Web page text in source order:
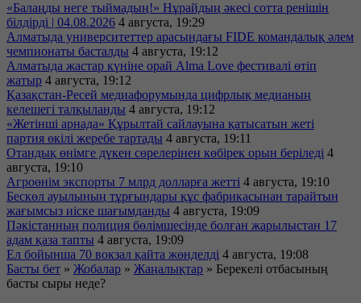
«Балаңды неге тыймадың!» Нұрайдың әкесі сотта ренішін
білдірді | 04.08.2026 4 августа, 19:29
Алматыда университеттер арасындағы FIDE командалық әлем
чемпионаты басталды 4 августа, 19:12
Алматыда жастар күніне орай Alma Love фестивалі өтіп
жатыр 4 августа, 19:12
Қазақстан-Ресей медиафорумында цифрлық медианың
келешегі талқыланды 4 августа, 19:12
«Жетінші арнада» Құрылтай сайлауына қатысатын жеті
партия өкілі жеребе тартады 4 августа, 19:11
Отандық өнімге дүкен сөрелерінен көбірек орын беріледі 4
августа, 19:10
Агроөнім экспорты 7 млрд долларға жетті 4 августа, 19:10
Бескөл ауылының тұрғындары құс фабрикасынан тарайтын
жағымсыз иіске шағымданды 4 августа, 19:09
Пәкістанның полиция бөлімшесінде болған жарылыстан 17
адам қаза тапты 4 августа, 19:09
Ел бойынша 70 вокзал қайта жөнделді 4 августа, 19:08
Басты бет » Жобалар » Жаңалықтар » Берекелі отбасының
басты сыры неде?